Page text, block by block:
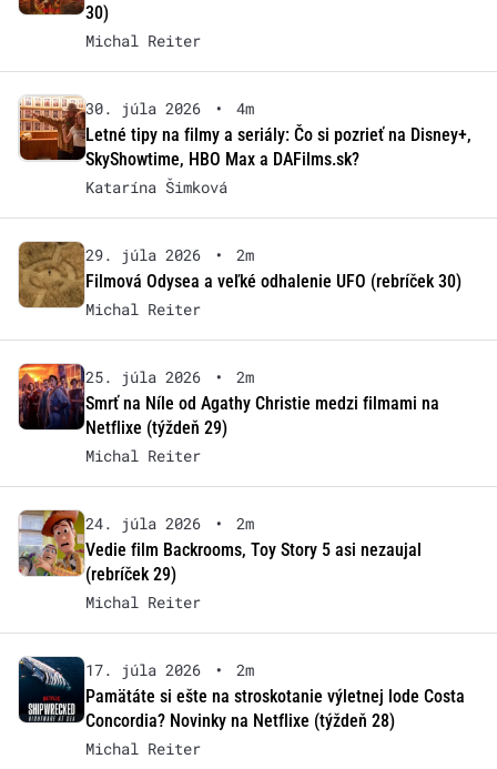
30)
Michal Reiter
30. júla 2026 •
4m
Letné tipy na filmy a seriály: Čo si pozrieť na Disney+,
SkyShowtime, HBO Max a DAFilms.sk?
Katarína Šimková
29. júla 2026 •
2m
Filmová Odysea a veľké odhalenie UFO (rebríček 30)
Michal Reiter
25. júla 2026 •
2m
Smrť na Níle od Agathy Christie medzi filmami na
Netflixe (týždeň 29)
Michal Reiter
24. júla 2026 •
2m
Vedie film Backrooms, Toy Story 5 asi nezaujal
(rebríček 29)
Michal Reiter
17. júla 2026 •
2m
Pamätáte si ešte na stroskotanie výletnej lode Costa
Concordia? Novinky na Netflixe (týždeň 28)
Michal Reiter